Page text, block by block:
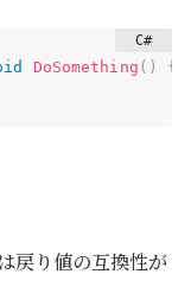
DoSomething ( ) {
戻り値の互換性が